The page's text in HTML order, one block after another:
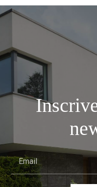
Email